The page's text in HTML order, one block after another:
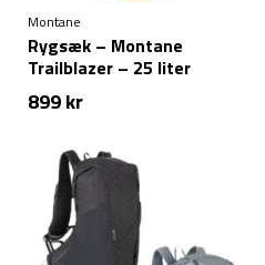
Montane
Rygsæk – Montane
Trailblazer – 25 liter
899kr